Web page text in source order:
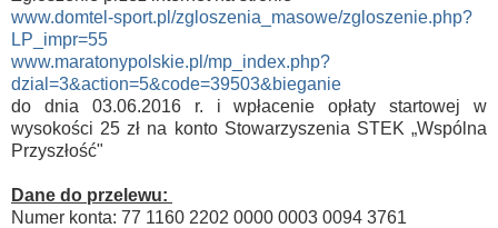
www.domtel-sport.pl/zgloszenia_masowe/zgloszenie.php?
LP_impr=55
www.maratonypolskie.pl/mp_index.php?
dzial=3&action=5&code=39503&bieganie
do dnia 03.06.2016 r. i wpłacenie opłaty startowej w
wysokości 25 zł na konto Stowarzyszenia STEK „Wspólna
Przyszłość"
Dane do przelewu:
Numer konta: 77 1160 2202 0000 0003 0094 3761